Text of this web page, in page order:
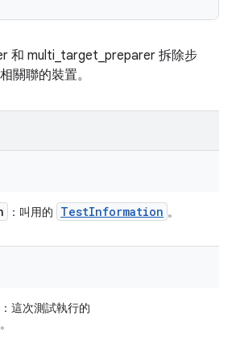
和 multi_target_preparer 拆除步
關聯的裝置。
：叫用的 TestInformation 。
：這次測試執行的
。